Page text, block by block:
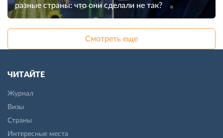
разные страны: что они сделали не так?
Смотреть еще
ЧИТАЙТЕ
Журнал
Визы
Страны
Интересные места